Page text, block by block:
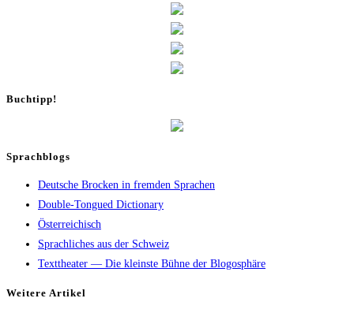
Buch­tipp!
Sprachblogs
Deutsche Brocken in fremden Sprachen
Double-Tongued Dictionary
Österreichisch
Sprachliches aus der Schweiz
Texttheater — Die kleinste Bühne der Blogosphäre
Wei­te­re Artikel